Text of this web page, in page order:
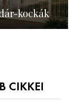
kockák
CIKKEI